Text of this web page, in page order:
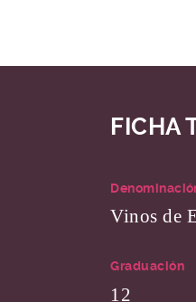
FICHA
Vinos de
Graduación
12